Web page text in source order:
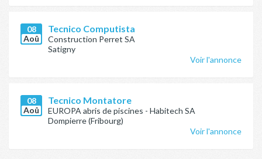
08
Aoû
Tecnico Computista
Construction Perret SA
Satigny
Voir l'annonce
08
Aoû
Tecnico Montatore
EUROPA abris de piscines - Habitech SA
Dompierre (Fribourg)
Voir l'annonce